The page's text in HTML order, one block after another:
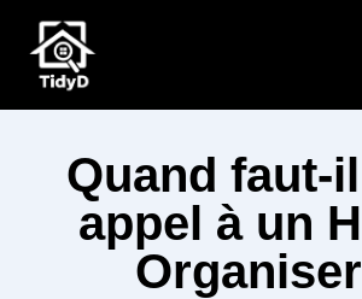
Quand faut-
appel à un